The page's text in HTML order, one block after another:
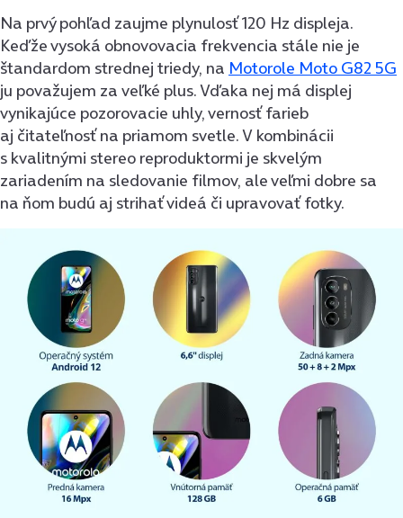
Na prvý pohľad zaujme plynulosť 120 Hz displeja.
Keďže vysoká obnovovacia frekvencia stále nie je
štandardom strednej triedy, na Motorole Moto G82 5G
ju považujem za veľké plus. Vďaka nej má displej
vynikajúce pozorovacie uhly, vernosť farieb
aj čitateľnosť na priamom svetle. V kombinácii
s kvalitnými stereo reproduktormi je skvelým
zariadením na sledovanie filmov, ale veľmi dobre sa
na ňom budú aj strihať videá či upravovať fotky.